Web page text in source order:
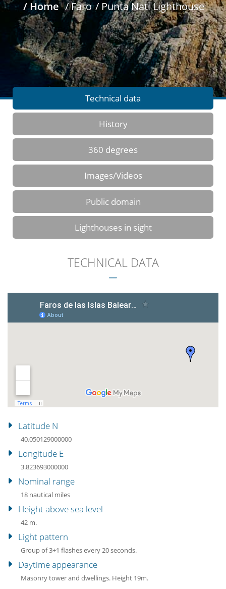
/ Home / Faro / Punta Nati Lighthouse
Technical data
History
360 degrees
Images/Videos
Public domain
Lighthouses in sight
TECHNICAL DATA
Latitude N
40.050129000000
Longitude E
3.823693000000
Nominal range
18 nautical miles
Height above sea level
42 m.
Light pattern
Group of 3+1 flashes every 20 seconds.
Daytime appearance
Masonry tower and dwellings. Height 19m.